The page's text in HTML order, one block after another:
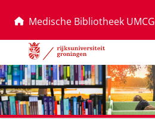
Medische Bibliotheek UMCG